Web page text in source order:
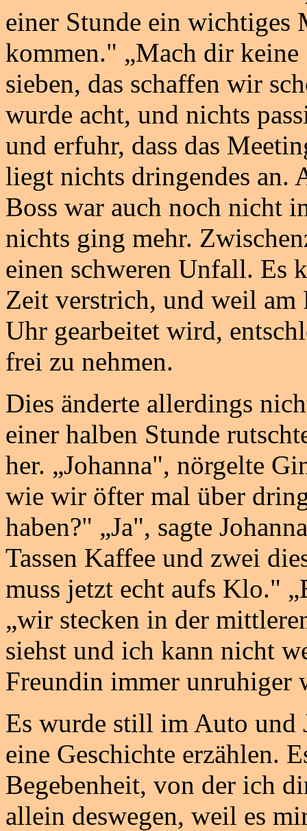
einer Stunde ein wichtiges
kommen." „Mach dir
sieben, das schaffen wir
wurde acht, und nichts
und erfuhr, dass das
liegt nichts dringendes an.
Boss war auch noch nicht
nichts ging mehr.
einen schweren Unfall. Es
Zeit verstrich, und weil am
Uhr gearbeitet wird,
frei zu nehmen.
Dies änderte allerdings
einer halben Stunde
her. „Johanna", nörgelte
wie wir öfter mal über
haben?" „Ja", sagte
Tassen Kaffee und zwei
muss jetzt echt aufs Klo."
„wir stecken in der
siehst und ich kann nicht
Freundin immer unruhiger
Es wurde still im Auto und
eine Geschichte erzählen.
Begebenheit, von der ich
allein deswegen, weil es